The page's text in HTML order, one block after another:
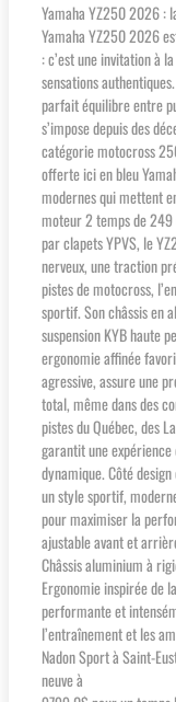
Yamaha YZ250 2026 :
Yamaha YZ250 2026
: c’est une invitation à
sensations
parfait équilibre entre
s’impose depuis des
catégorie motocross
offerte ici en bleu
modernes qui mettent
moteur 2 temps de
par clapets YPVS, le
nerveux, une traction
pistes de motocross,
sportif. Son châssis en
suspension KYB haute
ergonomie affinée
agressive, assure une
total, même dans des
pistes du Québec, des
garantit une
dynamique. Côté
un style sportif,
pour maximiser la
ajustable avant et
Châssis aluminium à
Ergonomie inspirée de
performante et
l’entraînement et les
Nadon Sport à Saint-
neuve à